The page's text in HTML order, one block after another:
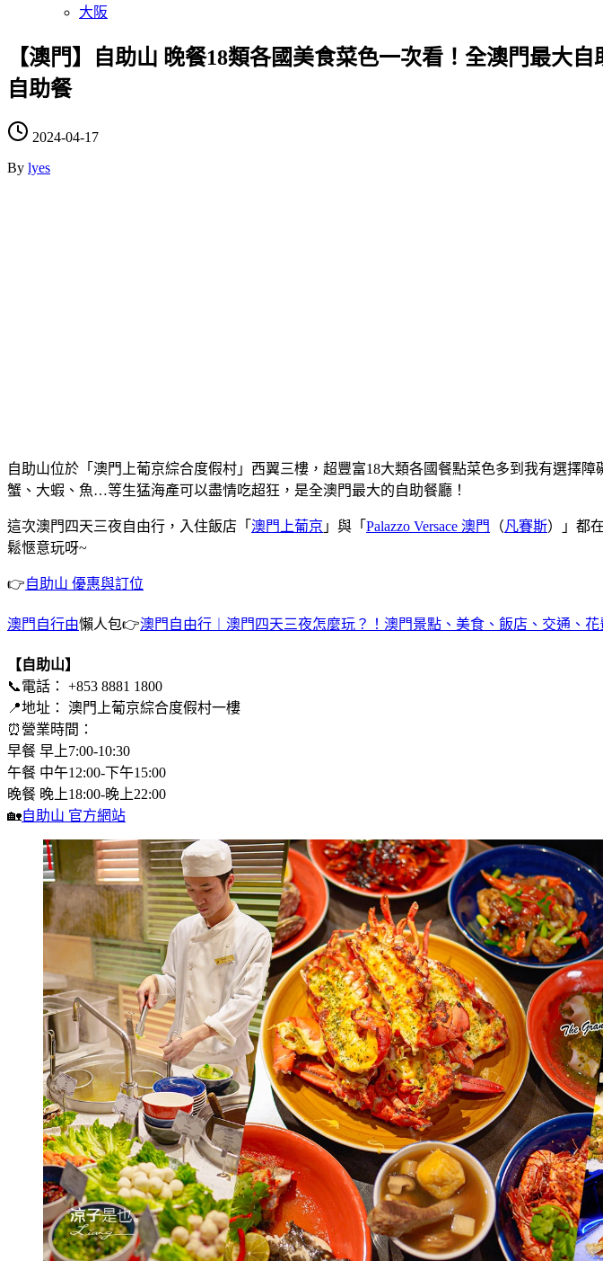
大阪
【澳門】自助山 晚餐18類各國美食菜色一次看！全澳門最大
自助餐
2024-04-17
By lyes
自助山位於「澳門上葡京綜合度假村」西翼三樓，超豐富18大類各國餐點菜色多到我有選擇
蟹、大蝦、魚…等生猛海產可以盡情吃超狂，是全澳門最大的自助餐廳！
這次澳門四天三夜自由行，入住飯店「 澳門上葡京 」與「 Palazzo Versace 澳門 （凡賽斯）」都
鬆愜意玩呀~
👉自助山 優惠與訂位
澳門自行由懶人包👉澳門自由行︱澳門四天三夜怎麼玩？！澳門景點、美食、飯店、交通、
【自助山】
📞電話： +853 8881 1800
📍地址： 澳門上葡京綜合度假村一樓
⏰營業時間：
早餐 早上7:00-10:30
午餐 中午12:00-下午15:00
晚餐 晚上18:00-晚上22:00
🏡自助山 官方網站